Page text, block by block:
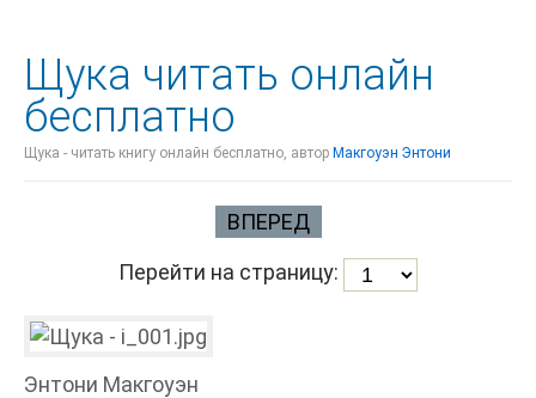
Щука читать онлайн
бесплатно
Щука - читать книгу онлайн бесплатно, автор Макгоуэн Энтони
ВПЕРЕД
Перейти на страницу:
Энтони Макгоуэн